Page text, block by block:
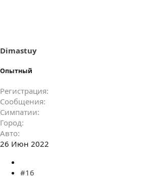
Dimastuy
Опытный
Регистрация
Сообщения
Симпатии
Город
Авто
26 Июн 2022
#16